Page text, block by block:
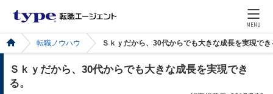
MENU
転職ノウハウ Ｓｋｙだから、30代からでも大きな成長を実現でき
Ｓｋｙだから、30代からでも大きな成長を実現でき
る。